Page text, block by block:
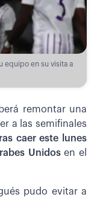
equipo en su visita a
remontar una
a las semifinales
caer este lunes
Unidosen el
pudo evitar a